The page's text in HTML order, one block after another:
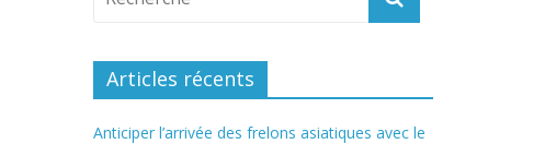
Articles récents
Anticiper l’arrivée des frelons asiatiques avec le